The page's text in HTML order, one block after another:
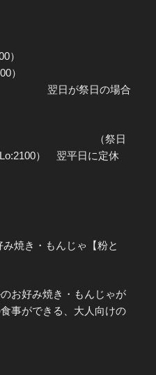
）
Lo:14:00）
） 翌日が祭日の場合
日 （祭日
） 翌平日に定休
焼き・もんじゃ【粉と
お好み焼き・もんじゃが
事ができる、大人向けの